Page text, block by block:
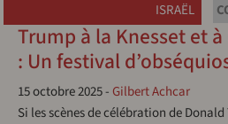
ISRAËL
Trump à la Knesset et
: Un festival
15 octobre 2025- Gilbert Achcar
Si les scènes de célébration de